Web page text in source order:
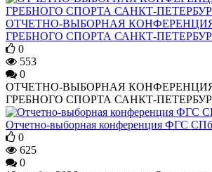
ОТЧЕТНО-ВЫБОРНАЯ
ГРЕБНОГО СПОРТА САНКТ-
0
553
0
ОТЧЕТНО-ВЫБОРНАЯ
ГРЕБНОГО СПОРТА САНКТ-
Отчетно-выборная конференция ФГС СПб
0
625
0